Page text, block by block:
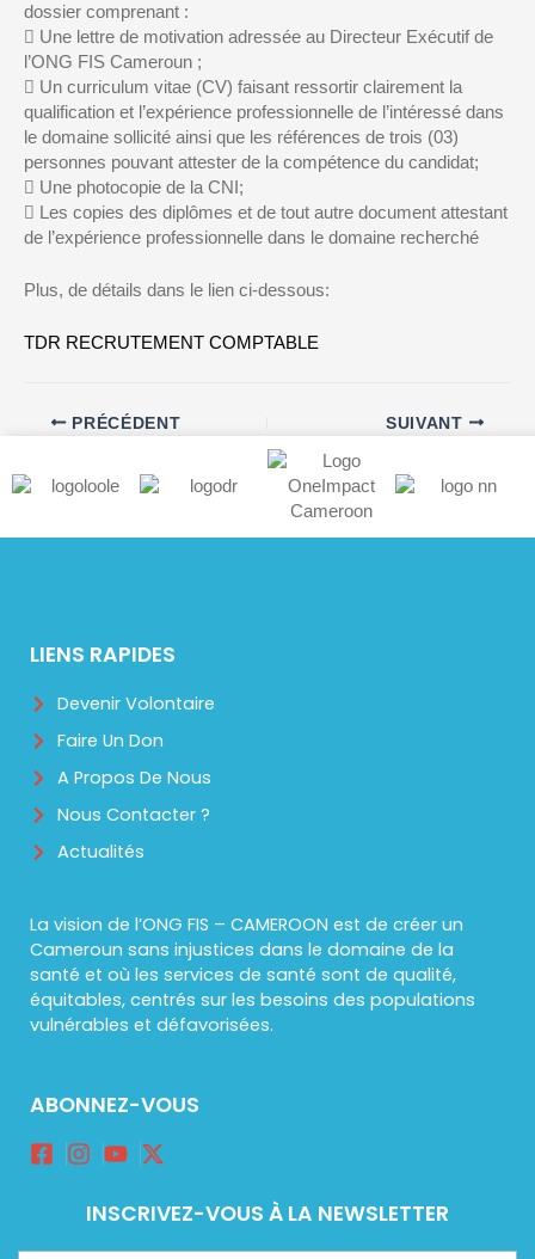
dossier comprenant :
 Une lettre de motivation adressée au Directeur Exécutif de
l’ONG FIS Cameroun ;
 Un curriculum vitae (CV) faisant ressortir clairement la
qualification et l’expérience professionnelle de l’intéressé dans
le domaine sollicité ainsi que les références de trois (03)
personnes pouvant attester de la compétence du candidat;
 Une photocopie de la CNI;
 Les copies des diplômes et de tout autre document attestant
de l’expérience professionnelle dans le domaine recherché
Plus, de détails dans le lien ci-dessous:
TDR RECRUTEMENT COMPTABLE
PRÉCÉDENT SUIVANT
LIENS RAPIDES
Devenir Volontaire
Faire Un Don
A Propos De Nous
Nous Contacter ?
Actualités
La vision de l’ONG FIS – CAMEROON est de créer un
Cameroun sans injustices dans le domaine de la
santé et où les services de santé sont de qualité,
équitables, centrés sur les besoins des populations
vulnérables et défavorisées.
ABONNEZ-VOUS
INSCRIVEZ-VOUS À LA NEWSLETTER